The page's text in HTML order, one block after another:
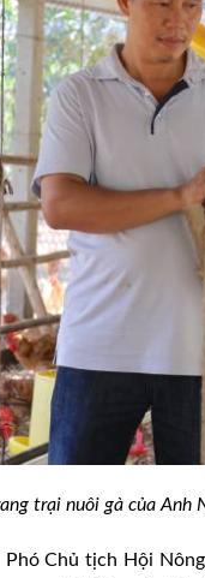
trại nuôi gà của Anh
Phó Chủ tịch Hội